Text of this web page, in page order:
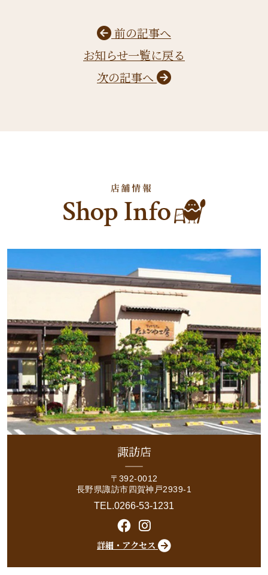
前の記事へ
お知らせ一覧に戻る
次の記事へ
諏訪店
〒392-0012
長野県諏訪市四賀神戸2939-1
TEL.0266-53-1231
詳細・アクセス